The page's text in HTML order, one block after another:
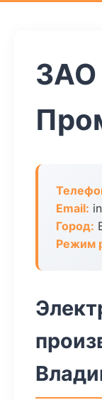
ЗАО
Email:
Город:
Режим